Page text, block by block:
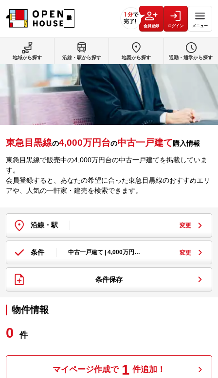
会員登録 ログイン メニュー
東急目黒線の4,000万円台の中古一戸建て購入情報
東急目黒線で販売中の4,000万円台の中古一戸建てを掲載していま
す。
会員登録すると、あなたの希望に合った東急目黒線のおすすめエリ
アや、人気の一軒家・建売を検索できます。
沿線・駅 変更
条件 中古一戸建て | 4,000万円… 変更
条件保存
物件情報
0 件
マイページ作成で 1 件追加！
地域から探す 沿線・駅から探す 地図から探す 通勤・通学から探す